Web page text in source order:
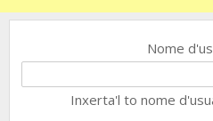
Nome
Inxerta'l to nome